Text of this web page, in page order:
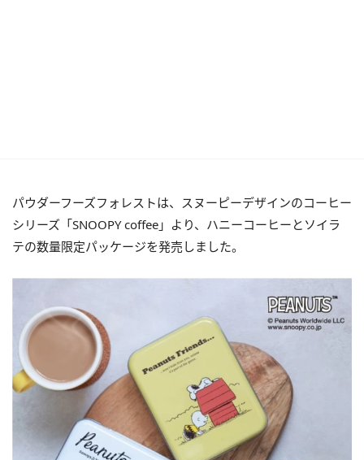
パウダーフーズフォレストは、スヌーピーデザインのコーヒー
シリーズ「SNOOPY coffee」より、ハニーコーヒーとソイラ
テの数量限定パッケージを発売しました。